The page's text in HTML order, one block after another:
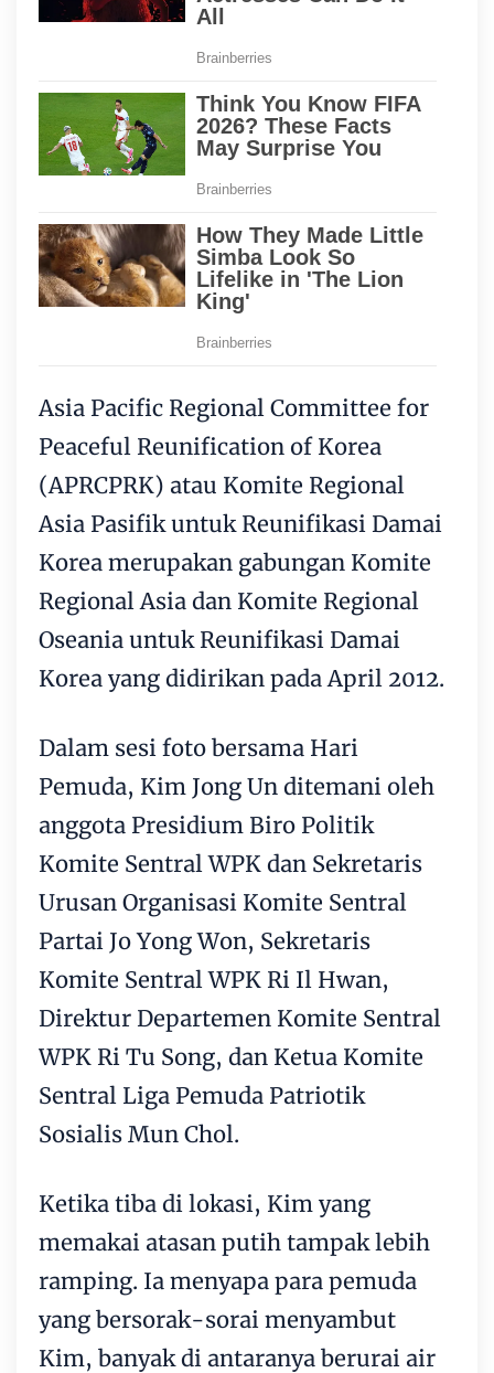
Asia Pacific Regional Committee for
Peaceful Reunification of Korea
(APRCPRK) atau Komite Regional
Asia Pasifik untuk Reunifikasi Damai
Korea merupakan gabungan Komite
Regional Asia dan Komite Regional
Oseania untuk Reunifikasi Damai
Korea yang didirikan pada April 2012.
Dalam sesi foto bersama Hari
Pemuda, Kim Jong Un ditemani oleh
anggota Presidium Biro Politik
Komite Sentral WPK dan Sekretaris
Urusan Organisasi Komite Sentral
Partai Jo Yong Won, Sekretaris
Komite Sentral WPK Ri Il Hwan,
Direktur Departemen Komite Sentral
WPK Ri Tu Song, dan Ketua Komite
Sentral Liga Pemuda Patriotik
Sosialis Mun Chol.
Ketika tiba di lokasi, Kim yang
memakai atasan putih tampak lebih
ramping. Ia menyapa para pemuda
yang bersorak-sorai menyambut
Kim, banyak di antaranya berurai air